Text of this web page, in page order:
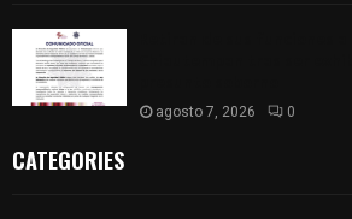
agosto 7, 2026 0
CATEGORIES